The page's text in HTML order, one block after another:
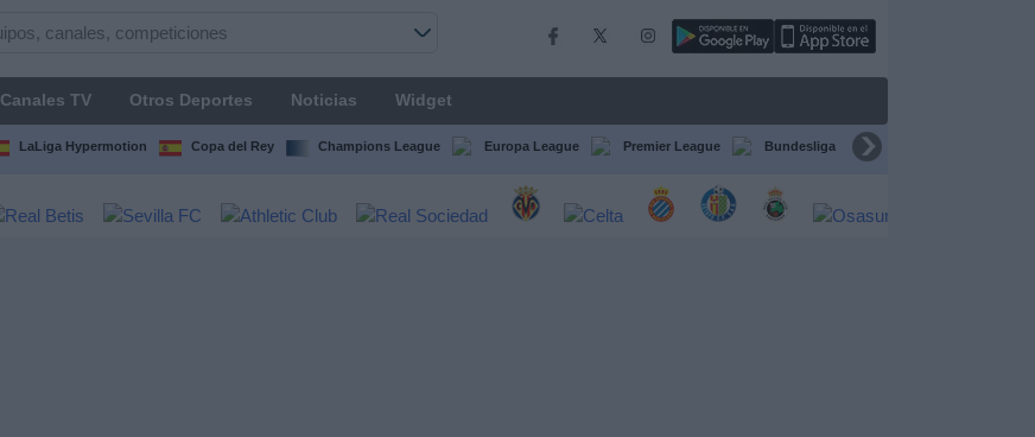
Canales TV Otros Deportes Noticias Widget
LaLiga Hypermotion Copa del Rey Champions League Europa League Premier League Bundesliga Supercopa de España